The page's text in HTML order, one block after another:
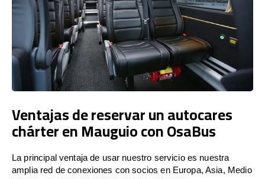
Ventajas de reservar un autocares
chárter en Mauguio con OsaBus
La principal ventaja de usar nuestro servicio es nuestra
amplia red de conexiones con socios en Europa, Asia, Medio